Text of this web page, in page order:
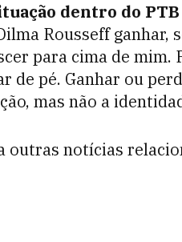
dentro do PTB
Rousseff
para cima de mim.
de pé. Ganhar ou
mas não a
outras notícias